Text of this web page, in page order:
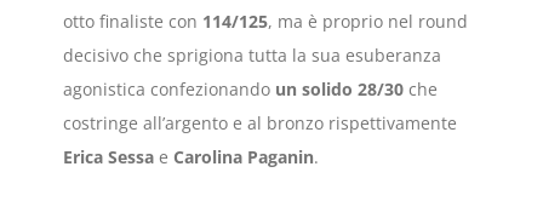
otto finaliste con 114/125, ma è proprio nel round
decisivo che sprigiona tutta la sua esuberanza
agonistica confezionando un solido 28/30 che
costringe all’argento e al bronzo rispettivamente
Erica Sessa e Carolina Paganin.